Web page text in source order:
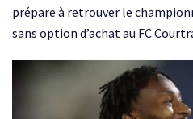
prépare à retrouver le
sans option d’achat au FC